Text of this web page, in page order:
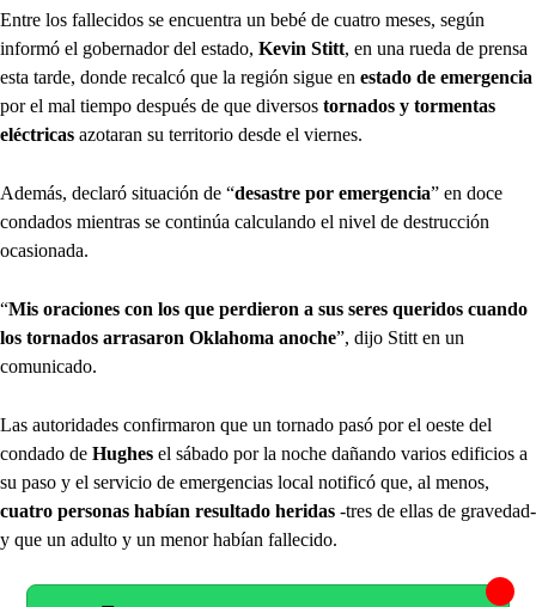
Entre los fallecidos se encuentra un bebé de cuatro meses, según
informó el gobernador del estado, Kevin Stitt, en una rueda de prensa
esta tarde, donde recalcó que la región sigue en estado de emergencia
por el mal tiempo después de que diversos tornados y tormentas
eléctricas azotaran su territorio desde el viernes.
Además, declaró situación de “desastre por emergencia” en doce
condados mientras se continúa calculando el nivel de destrucción
ocasionada.
“Mis oraciones con los que perdieron a sus seres queridos cuando
los tornados arrasaron Oklahoma anoche”, dijo Stitt en un
comunicado.
Las autoridades confirmaron que un tornado pasó por el oeste del
condado de Hughes el sábado por la noche dañando varios edificios a
su paso y el servicio de emergencias local notificó que, al menos,
cuatro personas habían resultado heridas -tres de ellas de gravedad-
y que un adulto y un menor habían fallecido.